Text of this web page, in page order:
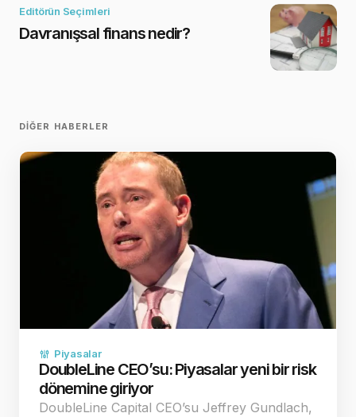
Editörün Seçimleri
Davranışsal finans nedir?
DIĞER HABERLER
Piyasalar
DoubleLine CEO’su: Piyasalar yeni bir risk
dönemine giriyor
DoubleLine Capital CEO’su Jeffrey Gundlach,